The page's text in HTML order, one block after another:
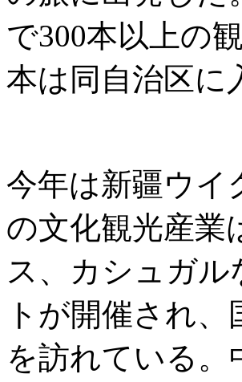
で300本以上の
本は同自治区に
今年は新疆ウイ
の文化観光産業
ス、カシュガ
トが開催され
を訪れている。